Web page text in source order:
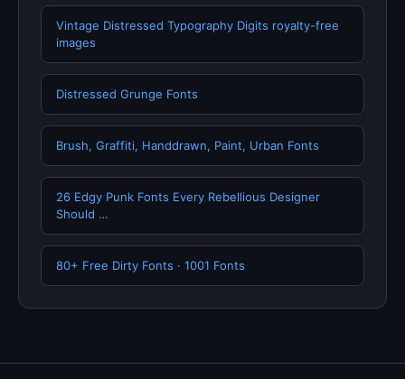
Vintage Distressed Typography Digits royalty-free
images
Distressed Grunge Fonts
Brush, Graffiti, Handdrawn, Paint, Urban Fonts
26 Edgy Punk Fonts Every Rebellious Designer
Should …
80+ Free Dirty Fonts · 1001 Fonts